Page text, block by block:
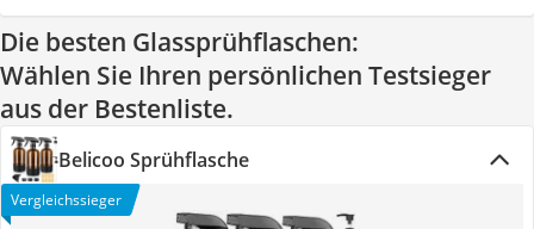
Die besten Glassprühflaschen:
Wählen Sie Ihren persönlichen Testsieger
aus der Bestenliste.
Belicoo Sprühflasche
Vergleichssieger